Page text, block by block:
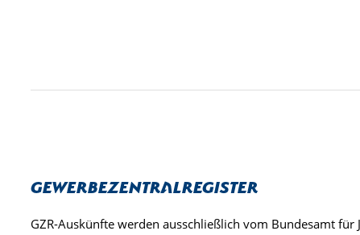
Gewerbezentralregister
GZR-Auskünfte werden ausschließlich vom Bundesamt